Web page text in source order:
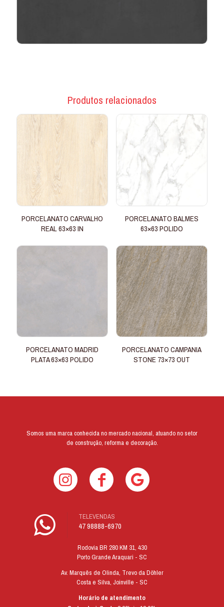
Produtos relacionados
PORCELANATO CARVALHO
REAL 63×63 IN
PORCELANATO BALMES
63×63 POLIDO
PORCELANATO MADRID
PLATA 63×63 POLIDO
PORCELANATO CAMPANIA
STONE 73×73 OUT
Somos uma marca conhecida no mercado nacional, atuando no setor
de construção, reforma e decoração.
47 98888-6970
TELEVENDAS
Rodovia BR 280 KM 31, 430
Porto Grande Araquari - SC
Av. Marquês de Olinda, Trevo da Döhler
Costa e Silva, Joinville - SC
Horário de atendimento